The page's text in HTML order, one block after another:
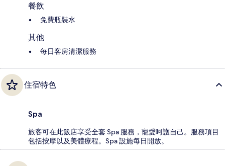
餐飲
免費瓶裝水
其他
每日客房清潔服務
住宿特色
Spa
旅客可在此飯店享受全套 Spa 服務，寵愛呵護自己。服務項目
包括按摩以及美體療程。Spa 設施每日開放。